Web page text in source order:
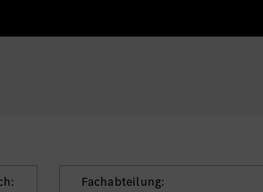
Fachabteilung: